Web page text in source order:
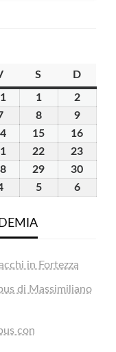
venerdì
S sabatoD
11
Agosto
2026
22
Agosto
2026
7
Agosto
2026
88
Agosto
2026
99
Agosto
2026
Agosto
15
Agosto
16
Agosto
22
Agosto
23
Agosto
29
Agosto
30
4
2026
55
66
in Fortezza
di Massimiliano
con